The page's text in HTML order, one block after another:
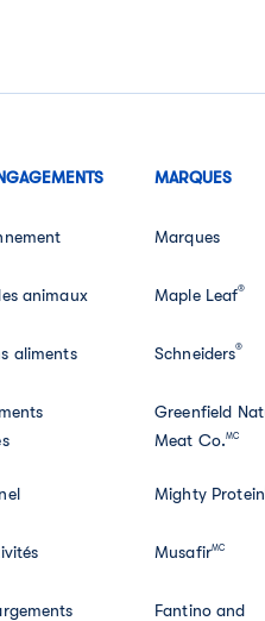
animaux
aliments
MARQUES
Marques
Maple Leaf®
Schneiders®
Greenfield
Meat Co.MC
Mighty Protein
MusafirMC
Fantino and